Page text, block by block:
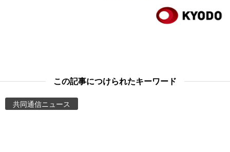
この記事につけられたキーワード
共同通信ニュース